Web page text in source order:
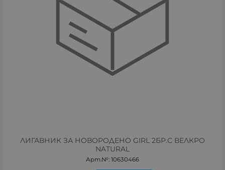
ЛИГАВНИК ЗА НОВОРОДЕНО GIRL 2БР.С ВЕЛКРО
NATURAL
Арт.№: 10630466